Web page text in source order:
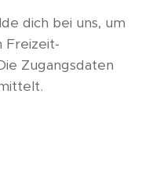
dich bei uns, um
Freizeit-
Zugangsdaten